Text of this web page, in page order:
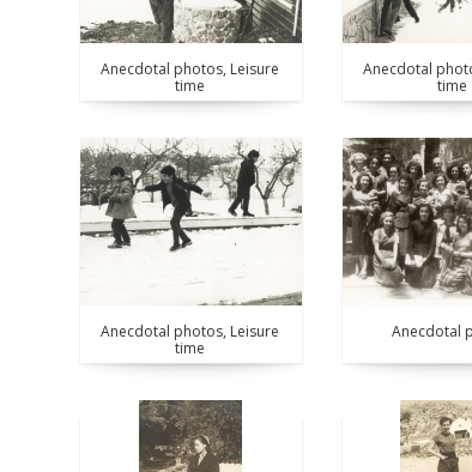
Anecdotal photos, Leisure
time
Anecdotal
time
Anecdotal photos, Leisure
time
Anecdotal